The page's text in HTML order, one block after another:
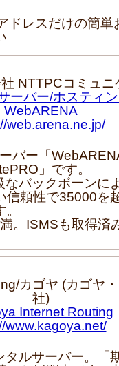
レスだけの簡単
NTTPCコミュニ
ーバー/ホスティ
WebARENA
web.arena.ne.jp/
バー「
」です。
バックボーンに
信頼性で35000を
。ISMSも取得済
カゴヤ (カゴヤ
社)
Internet Routing
www.kagoya.net/
ルサーバー。「